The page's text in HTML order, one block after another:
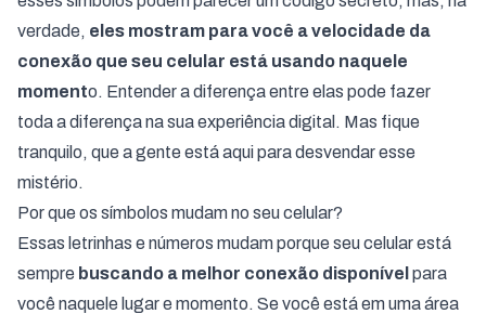
verdade, eles mostram para você a velocidade da
conexão que seu celular está usando naquele
momento. Entender a diferença entre elas pode fazer
toda a diferença na sua experiência digital. Mas fique
tranquilo, que a gente está aqui para desvendar esse
mistério.
Por que os símbolos mudam no seu celular?
Essas letrinhas e números mudam porque seu celular está
sempre buscando a melhor conexão disponível para
você naquele lugar e momento. Se você está em uma área